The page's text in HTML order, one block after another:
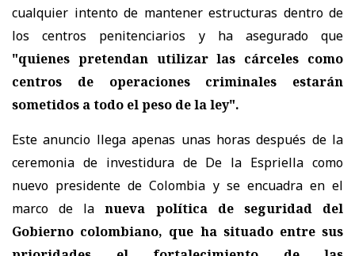
cualquier intento de mantener estructuras dentro de
los centros penitenciarios y ha asegurado que
"quienes pretendan utilizar las cárceles como
centros de operaciones criminales estarán
sometidos a todo el peso de la ley".
Este anuncio llega apenas unas horas después de la
ceremonia de investidura de De la Espriella como
nuevo presidente de Colombia y se encuadra en el
marco de lanueva política de seguridad del
Gobierno colombiano, que ha situado entre sus